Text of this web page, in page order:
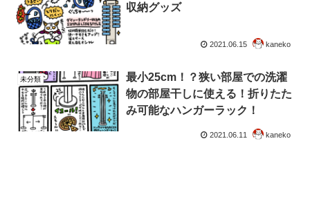
収納グッズ
2021.06.15 kaneko
未分類
最小25cm！？狭い部屋での洗濯
物の部屋干しに使える！折りたた
み可能なハンガーラック！
2021.06.11 kaneko